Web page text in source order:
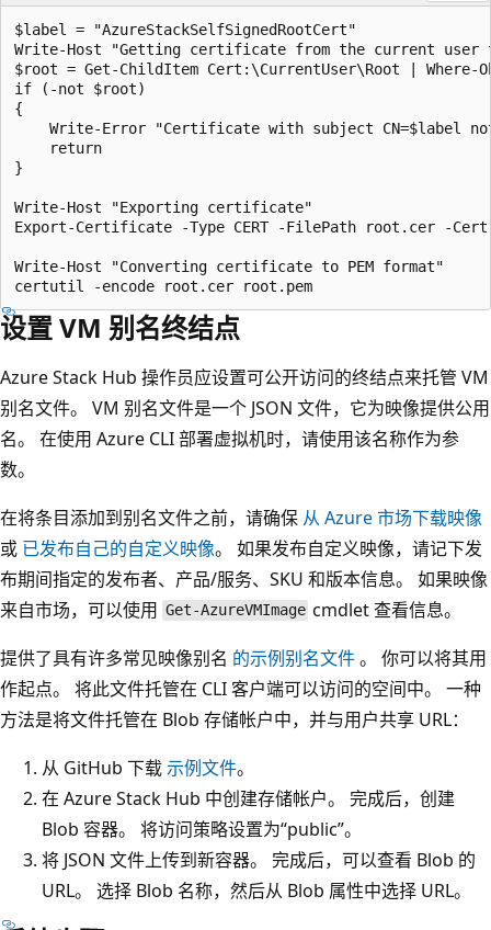
$label = "AzureStackSelfSignedRootCert"
Write-Host "Getting certificate from the current user
$root = Get-ChildItem Cert:\CurrentUser\Root |
if (-not $root)
{
Write-Error "Certificate with subject CN=$label
    return
}
Write-Host "Exporting certificate"
Export-Certificate -Type CERT -FilePath root.cer -
Write-Host "Converting certificate to PEM format"
设置 VM 别名终结点
Azure Stack Hub 操作员应设置可公开访问的终结点来托管 VM
别名文件。 VM 别名文件是一个 JSON 文件，它为映像提供公用
名。 在使用 Azure CLI 部署虚拟机时，请使用该名称作为参
数。
在将条目添加到别名文件之前，请确保 从 Azure 市场下载映像
或 已发布自己的自定义映像。 如果发布自定义映像，请记下发
布期间指定的发布者、产品/服务、SKU 和版本信息。 如果映像
来自市场，可以使用 Get-AzureVMImage cmdlet 查看信息。
提供了具有许多常见映像别名 的示例别名文件。 你可以将其用
作起点。 将此文件托管在 CLI 客户端可以访问的空间中。 一种
方法是将文件托管在 Blob 存储帐户中，并与用户共享 URL：
从 GitHub 下载示例文件。
在 Azure Stack Hub 中创建存储帐户。 完成后，创建
Blob 容器。 将访问策略设置为“public”。
将 JSON 文件上传到新容器。 完成后，可以查看 Blob 的
URL。 选择 Blob 名称，然后从 Blob 属性中选择 URL。